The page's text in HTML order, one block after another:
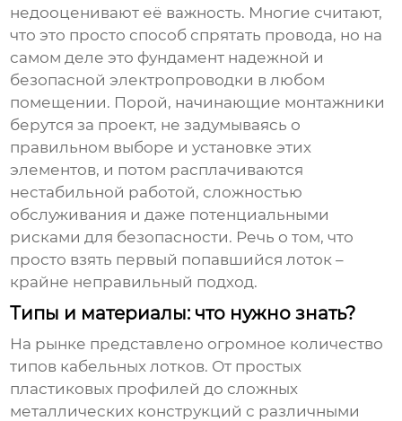
недооценивают её важность. Многие считают,
что это просто способ спрятать провода, но на
самом деле это фундамент надежной и
безопасной электропроводки в любом
помещении. Порой, начинающие монтажники
берутся за проект, не задумываясь о
правильном выборе и установке этих
элементов, и потом расплачиваются
нестабильной работой, сложностью
обслуживания и даже потенциальными
рисками для безопасности. Речь о том, что
просто взять первый попавшийся лоток –
крайне неправильный подход.
Типы и материалы: что нужно знать?
На рынке представлено огромное количество
типов кабельных лотков. От простых
пластиковых профилей до сложных
металлических конструкций с различными